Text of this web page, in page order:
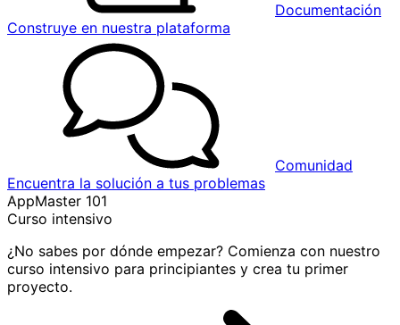
Documentación
Construye en nuestra plataforma
Comunidad
Encuentra la solución a tus problemas
AppMaster 101
Curso intensivo
¿No sabes por dónde empezar? Comienza con nuestro
curso intensivo para principiantes y crea tu primer
proyecto.